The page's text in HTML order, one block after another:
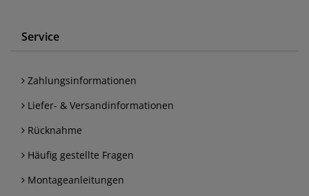
Service
Zahlungsinformationen
Liefer- & Versandinformationen
Rücknahme
Häufig gestellte Fragen
Montageanleitungen